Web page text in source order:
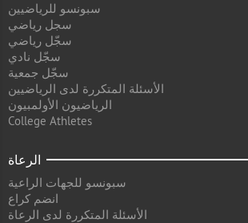
سبونسو للرياضيين
سجل رياضي
سجّل رياضي
سجّل نادي
سجّل جمعية
الأسئلة المتكررة لدى الرياضيين
الرياضيون الأولمبيون
College Athletes
الرعاة
سبونسو للجهات الراعية
انضم كراع
الأسئلة المتكررة لدى الرعاة